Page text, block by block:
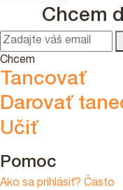
Chcem
Chcem
Tancovať
Darovať
Učiť
Pomoc
Ako sa prihlásiť? Často